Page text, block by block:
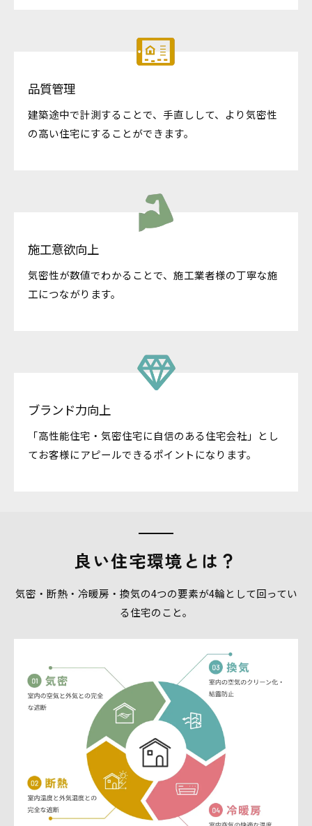
品質管理
建築途中で計測することで、手直しして、より気密性
の高い住宅にすることができます。
施工意欲向上
気密性が数値でわかることで、施工業者様の丁寧な施
工につながります。
ブランド力向上
「高性能住宅・気密住宅に自信のある住宅会社」とし
てお客様にアピールできるポイントになります。
気密・断熱・冷暖房・換気の4つの要素が4輪として回ってい
る住宅のこと。
良い住宅環境とは？